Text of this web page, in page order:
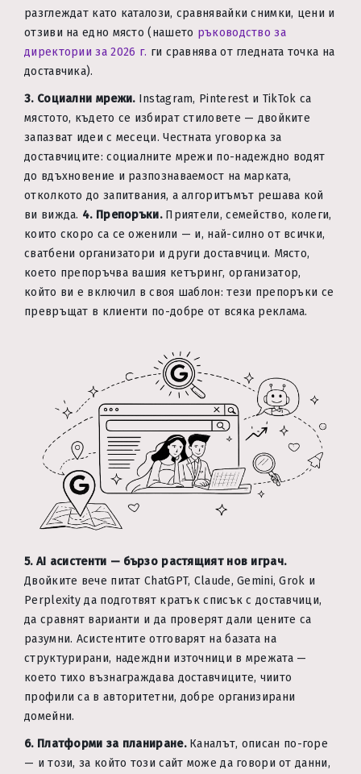
разглеждат като каталози, сравнявайки снимки, цени и
отзиви на едно място (нашето ръководство за
директории за 2026 г. ги сравнява от гледната точка на
доставчика).
3. Социални мрежи.Instagram, Pinterest и TikTok са
мястото, където се избират стиловете — двойките
запазват идеи с месеци. Честната уговорка за
доставчиците: социалните мрежи по-надеждно водят
до вдъхновение и разпознаваемост на марката,
отколкото до запитвания, а алгоритъмът решава кой
ви вижда. 4. Препоръки.Приятели, семейство, колеги,
които скоро са се оженили — и, най-силно от всички,
сватбени организатори и други доставчици. Място,
което препоръчва вашия кетъринг, организатор,
който ви е включил в своя шаблон: тези препоръки се
превръщат в клиенти по-добре от всяка реклама.
5. AI асистенти — бързо растящият нов играч.
Двойките вече питат ChatGPT, Claude, Gemini, Grok и
Perplexity да подготвят кратък списък с доставчици,
да сравнят варианти и да проверят дали цените са
разумни. Асистентите отговарят на базата на
структурирани, надеждни източници в мрежата —
което тихо възнаграждава доставчиците, чиито
профили са в авторитетни, добре организирани
домейни.
6. Платформи за планиране.Каналът, описан по-горе
— и този, за който този сайт може да говори от данни,